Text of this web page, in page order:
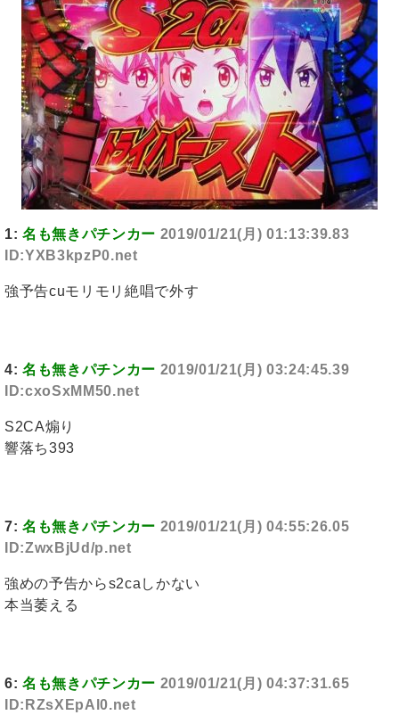
1: 名も無きパチンカー 2019/01/21(月) 01:13:39.83
ID:YXB3kpzP0.net
強予告cuモリモリ絶唱で外す
4: 名も無きパチンカー 2019/01/21(月) 03:24:45.39
ID:cxoSxMM50.net
S2CA煽り
響落ち393
7: 名も無きパチンカー 2019/01/21(月) 04:55:26.05
ID:ZwxBjUd/p.net
強めの予告からs2caしかない
本当萎える
6: 名も無きパチンカー 2019/01/21(月) 04:37:31.65
ID:RZsXEpAl0.net